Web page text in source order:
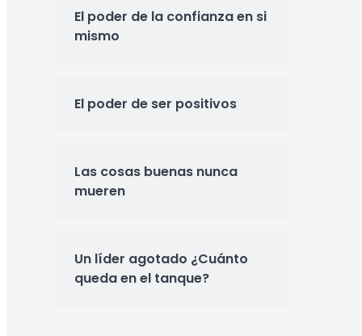
El poder de la confianza en si
mismo
El poder de ser positivos
Las cosas buenas nunca
mueren
Un líder agotado ¿Cuánto
queda en el tanque?